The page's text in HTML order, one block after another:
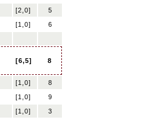
[2,0]
5
[1,0] 6
[6,5] 8
[1,0]
8
[1,0]
9
[1,0]
3